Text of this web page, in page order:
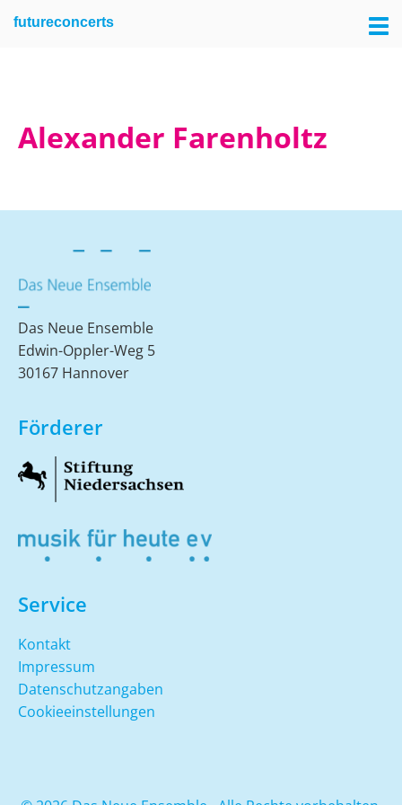
Skip
Skip
futureconcerts
Alexander Farenholtz
Das Neue Ensemble
Edwin-Oppler-Weg 5
30167 Hannover
Förderer
Service
Kontakt
Impressum
Datenschutzangaben
Cookieeinstellungen